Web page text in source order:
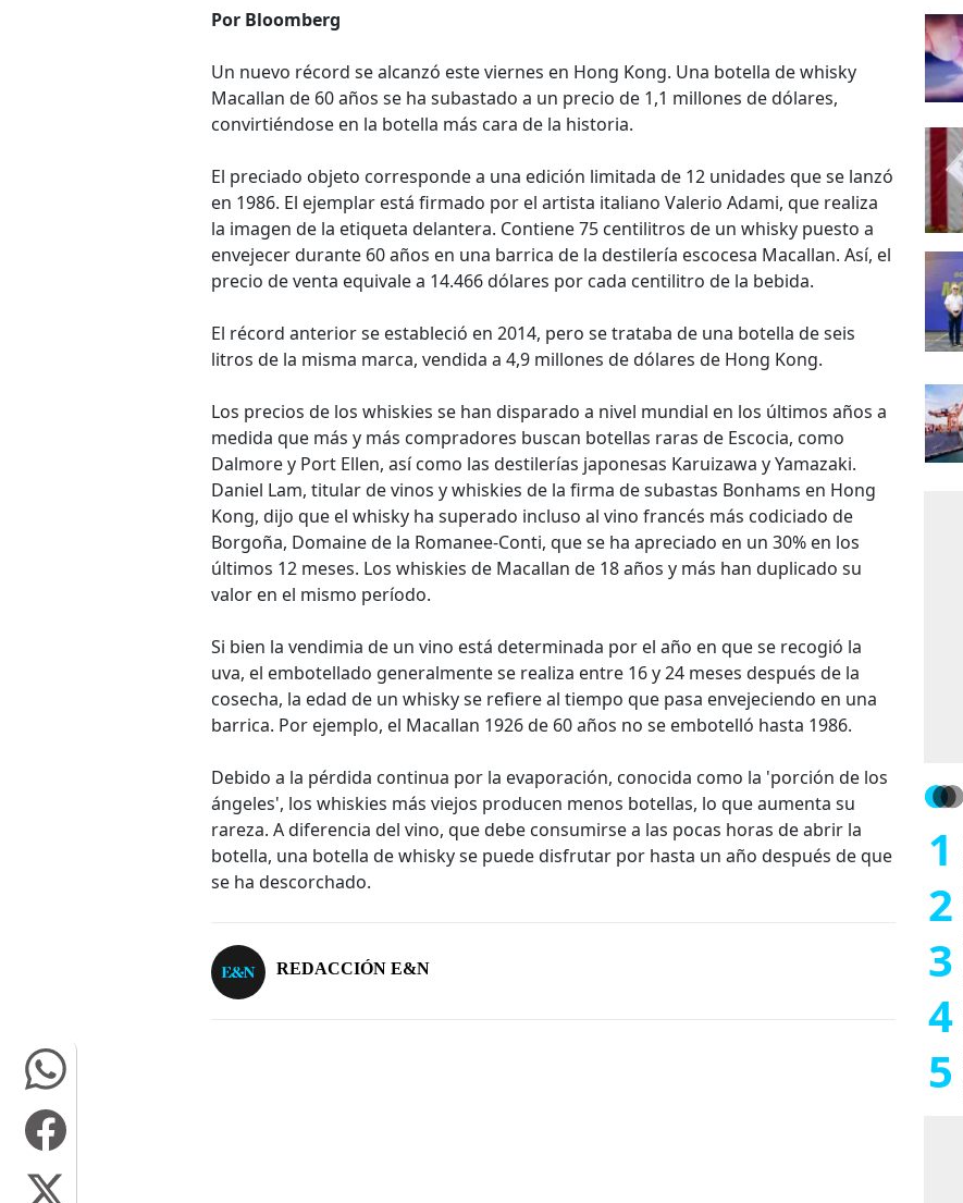
Por Bloomberg
Un nuevo récord se alcanzó este viernes en Hong Kong. Una botella de whisky
Macallan de 60 años se ha subastado a un precio de 1,1 millones de dólares,
convirtiéndose en la botella más cara de la historia.
El preciado objeto corresponde a una edición limitada de 12 unidades que se lanzó
en 1986. El ejemplar está firmado por el artista italiano Valerio Adami, que realiza
la imagen de la etiqueta delantera. Contiene 75 centilitros de un whisky puesto a
envejecer durante 60 años en una barrica de la destilería escocesa Macallan. Así, el
precio de venta equivale a 14.466 dólares por cada centilitro de la bebida.
El récord anterior se estableció en 2014, pero se trataba de una botella de seis
litros de la misma marca, vendida a 4,9 millones de dólares de Hong Kong.
Los precios de los whiskies se han disparado a nivel mundial en los últimos años a
medida que más y más compradores buscan botellas raras de Escocia, como
Dalmore y Port Ellen, así como las destilerías japonesas Karuizawa y Yamazaki.
Daniel Lam, titular de vinos y whiskies de la firma de subastas Bonhams en Hong
Kong, dijo que el whisky ha superado incluso al vino francés más codiciado de
Borgoña, Domaine de la Romanee-Conti, que se ha apreciado en un 30% en los
últimos 12 meses. Los whiskies de Macallan de 18 años y más han duplicado su
valor en el mismo período.
Si bien la vendimia de un vino está determinada por el año en que se recogió la
uva, el embotellado generalmente se realiza entre 16 y 24 meses después de la
cosecha, la edad de un whisky se refiere al tiempo que pasa envejeciendo en una
barrica. Por ejemplo, el Macallan 1926 de 60 años no se embotelló hasta 1986.
Debido a la pérdida continua por la evaporación, conocida como la 'porción de los
ángeles', los whiskies más viejos producen menos botellas, lo que aumenta su
rareza. A diferencia del vino, que debe consumirse a las pocas horas de abrir la
botella, una botella de whisky se puede disfrutar por hasta un año después de que
se ha descorchado.
REDACCIÓN E&N
1
2
3
4
5